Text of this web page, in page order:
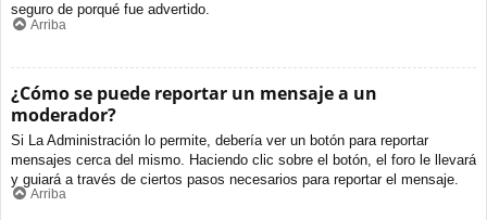
seguro de porqué fue advertido.
Arriba
¿Cómo se puede reportar un mensaje a un
moderador?
Si La Administración lo permite, debería ver un botón para reportar
mensajes cerca del mismo. Haciendo clic sobre el botón, el foro le llevará
y guiará a través de ciertos pasos necesarios para reportar el mensaje.
Arriba